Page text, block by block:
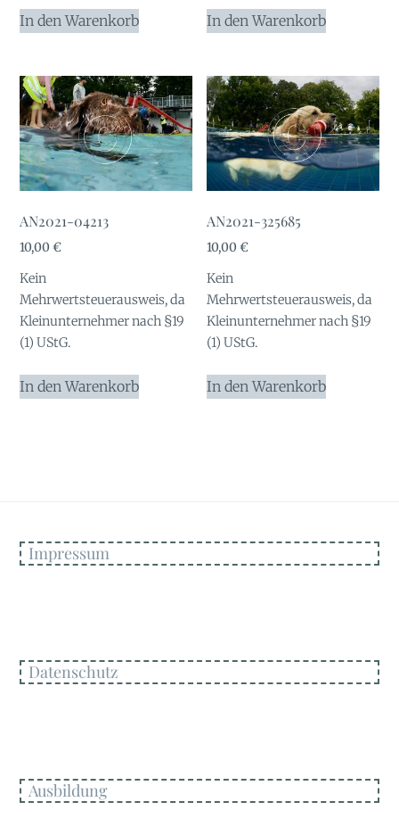
In den Warenkorb In den Warenkorb
AN2021-04213
10,00€
Kein
Mehrwertsteuerausweis, da
Kleinunternehmer nach §19
(1) UStG.
In den Warenkorb
AN2021-325685
10,00€
Kein
Mehrwertsteuerausweis, da
Kleinunternehmer nach §19
(1) UStG.
In den Warenkorb
Impressum
Datenschutz
Ausbildung